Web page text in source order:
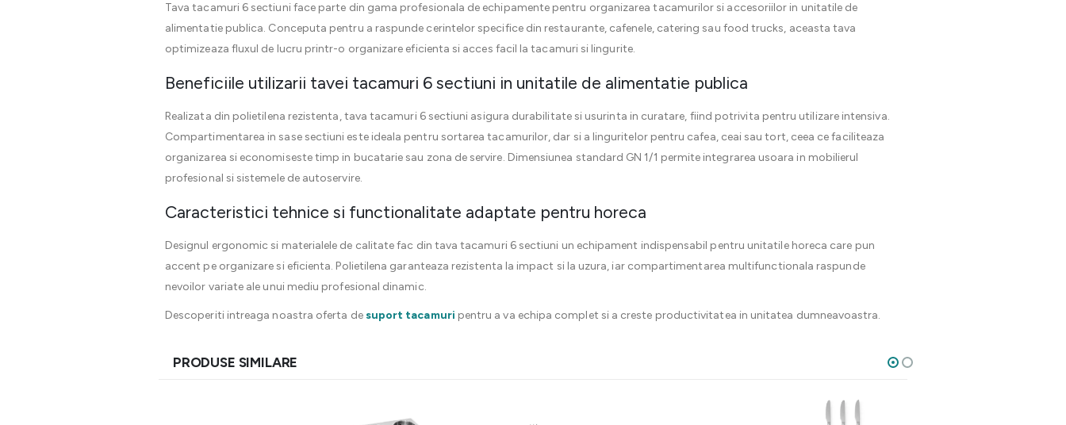
Tava tacamuri 6 sectiuni face parte din gama profesionala de echipamente pentru organizarea tacamurilor si accesoriilor in unitatile de
alimentatie publica. Conceputa pentru a raspunde cerintelor specifice din restaurante, cafenele, catering sau food trucks, aceasta tava
optimizeaza fluxul de lucru printr-o organizare eficienta si acces facil la tacamuri si lingurite.
Beneficiile utilizarii tavei tacamuri 6 sectiuni in unitatile de alimentatie publica
Realizata din polietilena rezistenta, tava tacamuri 6 sectiuni asigura durabilitate si usurinta in curatare, fiind potrivita pentru utilizare intensiva.
Compartimentarea in sase sectiuni este ideala pentru sortarea tacamurilor, dar si a linguritelor pentru cafea, ceai sau tort, ceea ce faciliteaza
organizarea si economiseste timp in bucatarie sau zona de servire. Dimensiunea standard GN 1/1 permite integrarea usoara in mobilierul
profesional si sistemele de autoservire.
Caracteristici tehnice si functionalitate adaptate pentru horeca
Designul ergonomic si materialele de calitate fac din tava tacamuri 6 sectiuni un echipament indispensabil pentru unitatile horeca care pun
accent pe organizare si eficienta. Polietilena garanteaza rezistenta la impact si la uzura, iar compartimentarea multifunctionala raspunde
nevoilor variate ale unui mediu profesional dinamic.
Descoperiti intreaga noastra oferta desuport tacamuri pentru a va echipa complet si a creste productivitatea in unitatea dumneavoastra.
PRODUSE SIMILARE